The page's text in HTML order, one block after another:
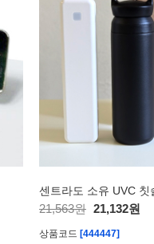
21,563원 21,132원
상품코드 [444447]